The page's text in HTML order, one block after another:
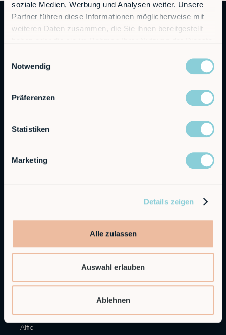
soziale Medien, Werbung und Analysen weiter. Unsere
Partner führen diese Informationen möglicherweise mit
weiteren Daten zusammen, die Sie ihnen bereitgestellt
Notwendig
Präferenzen
Statistiken
Marketing
Details zeigen
Alle zulassen
Auswahl erlauben
Ablehnen
Augustenstraße 12
Allgemeine Anfragen
Technischer Support
Leistungen
Alfie